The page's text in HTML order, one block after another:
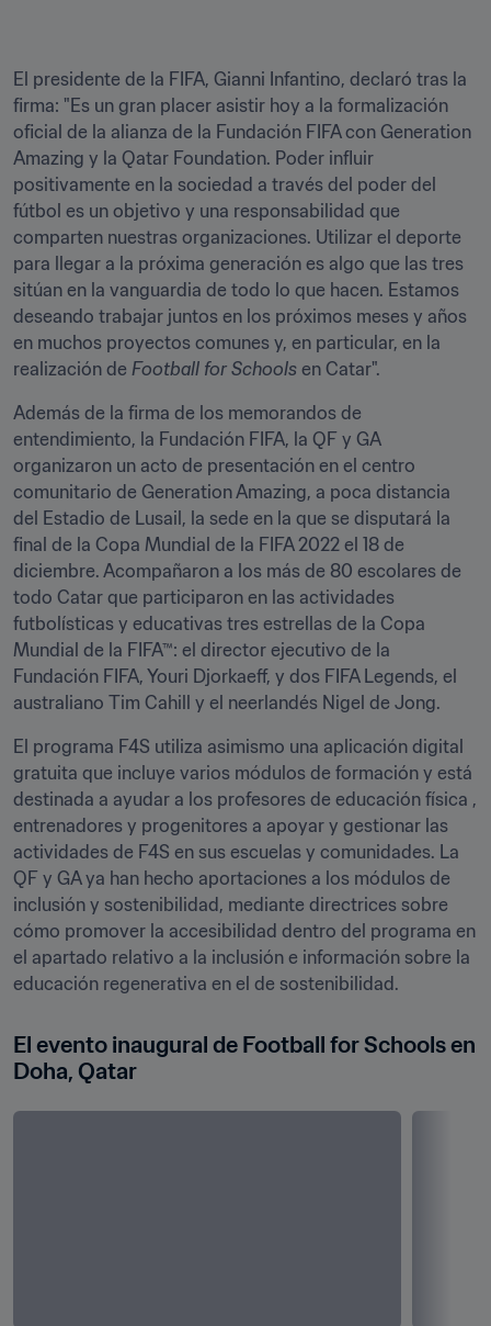
El presidente de la FIFA, Gianni Infantino, declaró tras la
firma: "Es un gran placer asistir hoy a la formalización
oficial de la alianza de la Fundación FIFA con Generation
Amazing y la Qatar Foundation. Poder influir
positivamente en la sociedad a través del poder del
fútbol es un objetivo y una responsabilidad que
comparten nuestras organizaciones. Utilizar el deporte
para llegar a la próxima generación es algo que las tres
sitúan en la vanguardia de todo lo que hacen. Estamos
deseando trabajar juntos en los próximos meses y años
en muchos proyectos comunes y, en particular, en la
realización de Football for Schools en Catar".
Además de la firma de los memorandos de
entendimiento, la Fundación FIFA, la QF y GA
organizaron un acto de presentación en el centro
comunitario de Generation Amazing, a poca distancia
del Estadio de Lusail, la sede en la que se disputará la
final de la Copa Mundial de la FIFA 2022 el 18 de
diciembre. Acompañaron a los más de 80 escolares de
todo Catar que participaron en las actividades
futbolísticas y educativas tres estrellas de la Copa
Mundial de la FIFA™: el director ejecutivo de la
Fundación FIFA, Youri Djorkaeff, y dos FIFA Legends, el
australiano Tim Cahill y el neerlandés Nigel de Jong.
El programa F4S utiliza asimismo una aplicación digital
gratuita que incluye varios módulos de formación y está
destinada a ayudar a los profesores de educación física ,
entrenadores y progenitores a apoyar y gestionar las
actividades de F4S en sus escuelas y comunidades. La
QF y GA ya han hecho aportaciones a los módulos de
inclusión y sostenibilidad, mediante directrices sobre
cómo promover la accesibilidad dentro del programa en
el apartado relativo a la inclusión e información sobre la
educación regenerativa en el de sostenibilidad.
El evento inaugural de Football for Schools en
Doha, Qatar